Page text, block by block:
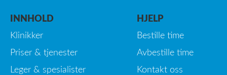
INNHOLD
Klinikker
Priser & tjenester
Leger & spesialister
HJELP
Bestille time
Avbestille time
Kontakt oss